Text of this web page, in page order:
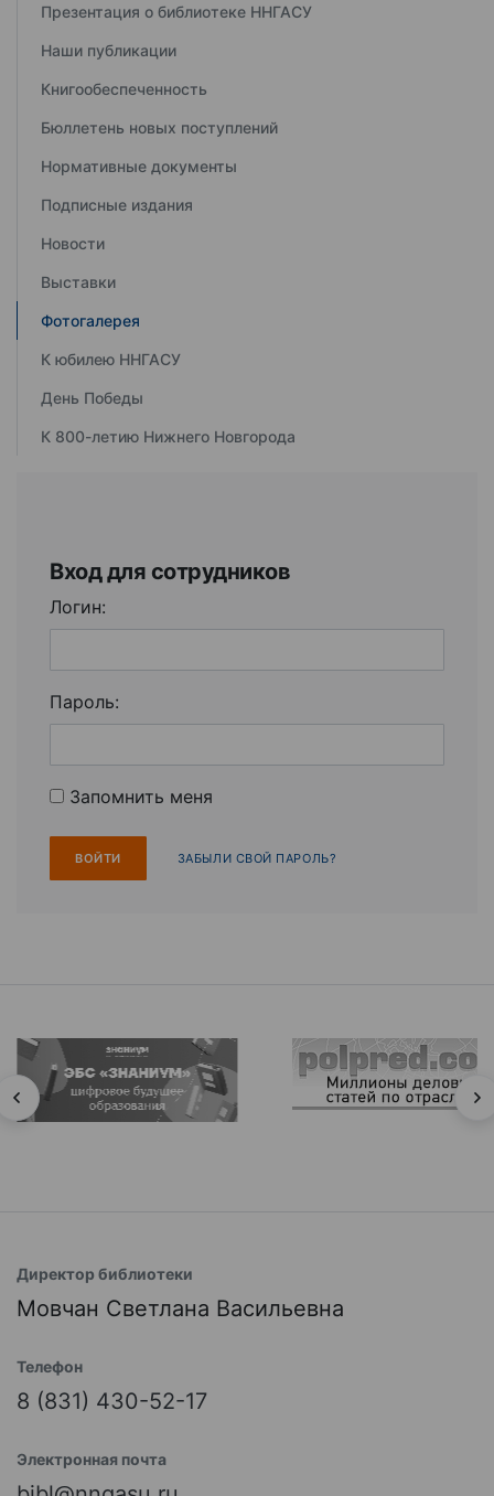
Презентация о библиотеке ННГАСУ
Наши публикации
Книгообеспеченность
Бюллетень новых поступлений
Нормативные документы
Подписные издания
Новости
Выставки
Фотогалерея
К юбилею ННГАСУ
День Победы
К 800-летию Нижнего Новгорода
Вход для сотрудников
Логин:
Пароль:
Запомнить меня
ЗАБЫЛИ СВОЙ ПАРОЛЬ?
Директор библиотеки
Мовчан Светлана Васильевна
Телефон
8 (831) 430-52-17
Электронная почта